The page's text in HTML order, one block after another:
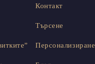
Контакт
Търсене
Персонализиране